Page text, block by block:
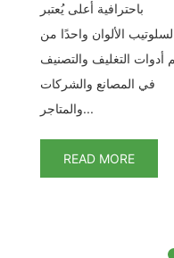
باحترافية أعلى يُعتبر
الألوان واحدًا من
أدوات التغليف والتصنيف
في المصانع والشركات
والمتاجر...
READ MORE